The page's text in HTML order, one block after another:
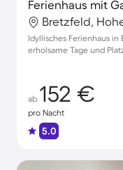
Ferienhaus mit
Bretzfeld,
Idyllisches Ferienhaus
erholsame Tage und
ab 152 €
pro Nacht
5.0